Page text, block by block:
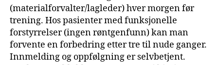
(materialforvalter/lagleder) hver morgen før
trening. Hos pasienter med funksjonelle
forstyrrelser (ingen røntgenfunn) kan man
forvente en forbedring etter tre til nude ganger.
Innmelding og oppfølgning er selvbetjent.